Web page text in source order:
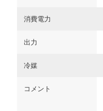
消費電力
出力
冷媒
コメント